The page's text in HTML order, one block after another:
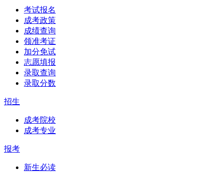
考试报名
成考政策
成绩查询
领准考证
加分免试
志愿填报
录取查询
录取分数
招生
成考院校
成考专业
报考
新生必读